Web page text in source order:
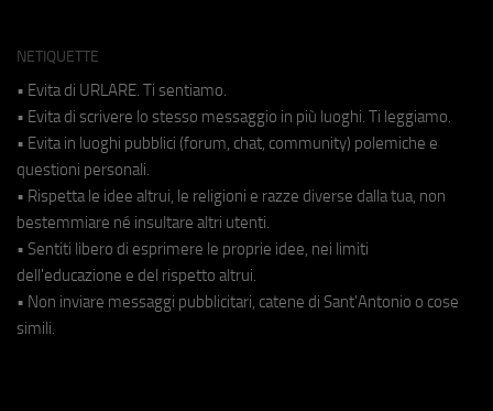
NETIQUETTE
• Evita di URLARE. Ti sentiamo.
• Evita di scrivere lo stesso messaggio in più luoghi. Ti leggiamo.
• Evita in luoghi pubblici (forum, chat, community) polemiche e
questioni personali.
• Rispetta le idee altrui, le religioni e razze diverse dalla tua, non
bestemmiare né insultare altri utenti.
• Sentiti libero di esprimere le proprie idee, nei limiti
dell'educazione e del rispetto altrui.
• Non inviare messaggi pubblicitari, catene di Sant'Antonio o cose
simili.